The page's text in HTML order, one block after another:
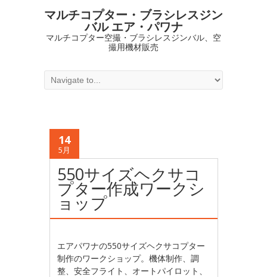
マルチコプター・ブラシレスジン
バル エア・パワナ
マルチコプター空撮・ブラシレスジンバル、空
撮用機材販売
14
5月
550サイズヘクサコ
プター作成ワークシ
ョップ
エアパワナの550サイズヘクサコプター
制作のワークショップ。機体制作、調
整、安全フライト、オートパイロット、